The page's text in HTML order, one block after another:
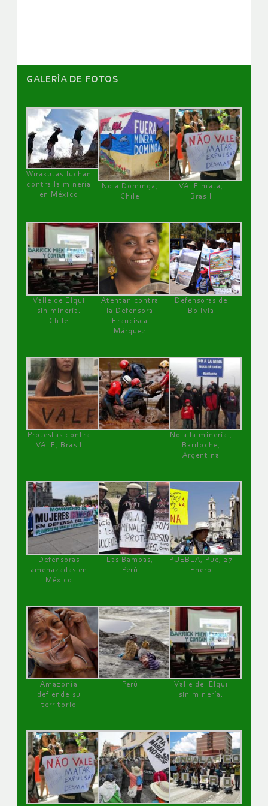
GALERÌA DE FOTOS
Wirakutas luchan
contra la minería
en México
No a Dominga,
Chile
VALE mata,
Brasil
Valle de Elqui
sin minería.
Chile
Atentan contra
la Defensora
Francisca
Márquez
Defensoras de
Bolivia
Protestas contra
VALE, Brasil
No a la minería ,
Bariloche,
Argentina
Defensoras
amenazadas en
México
Las Bambas,
Perú
PUEBLA, Pue, 27
Enero
Amazonía
defiende su
territorio
Perú
Valle del Elqui
sin minería.